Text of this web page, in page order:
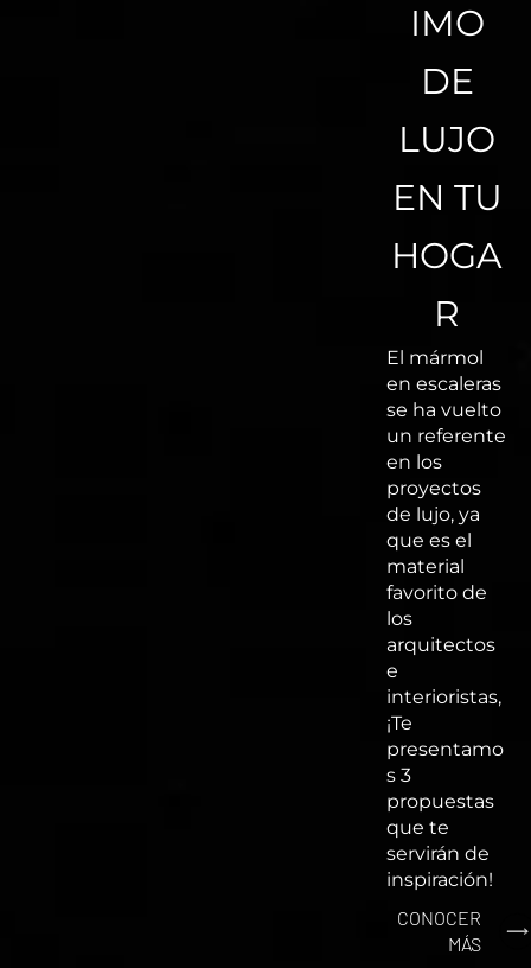
IMO
DE
LUJO
EN TU
HOGA
R
El mármol
en escaleras
se ha vuelto
un referente
en los
proyectos
de lujo, ya
que es el
material
favorito de
los
arquitectos
e
interioristas,
¡Te
presentamo
s 3
propuestas
que te
servirán de
inspiración!
CONOCER
MÁS